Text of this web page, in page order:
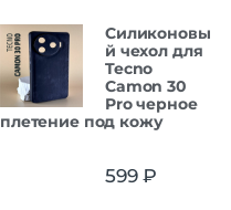
Силиконовы
й чехол для
Tecno
Camon 30
Pro черное
плетение под кожу
599₽